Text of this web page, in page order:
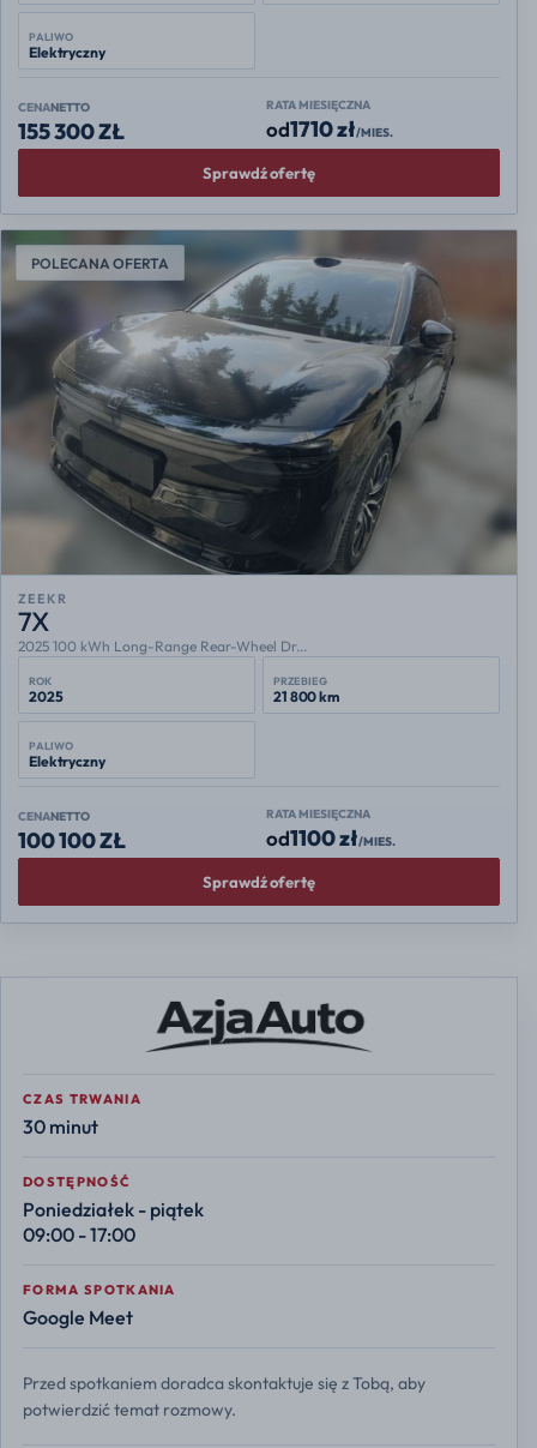
PALIWO
Elektryczny
CENANETTO
155 300 ZŁ
RATA MIESIĘCZNA
od1710 zł/MIES.
Sprawdź ofertę
POLECANA OFERTA
ZEEKR
7X
2025 100 kWh Long-Range Rear-Wheel Dr...
ROK
2025
PRZEBIEG
21 800 km
PALIWO
Elektryczny
CENANETTO
100 100 ZŁ
RATA MIESIĘCZNA
od1100 zł/MIES.
Sprawdź ofertę
CZAS TRWANIA
30 minut
DOSTĘPNOŚĆ
Poniedziałek - piątek
09:00 - 17:00
FORMA SPOTKANIA
Google Meet
Przed spotkaniem doradca skontaktuje się z Tobą, aby
potwierdzić temat rozmowy.